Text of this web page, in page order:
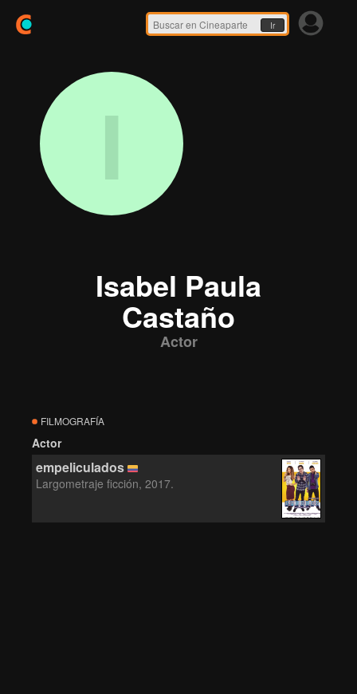
Ir
I
Isabel Paula
Castaño
Actor
FILMOGRAFÍA
Actor
empeliculados
Largometraje ficción, 2017.